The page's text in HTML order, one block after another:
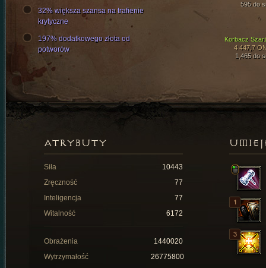
595 do
Korbacz
4 447,7
1,465 do
32% większa szansa na trafienie
krytyczne
197% dodatkowego złota od
potworów
ATRYBUTY
Siła
10443
Zręczność
77
Inteligencja
77
Witalność
6172
Obrażenia
1440020
Wytrzymałość
26775800